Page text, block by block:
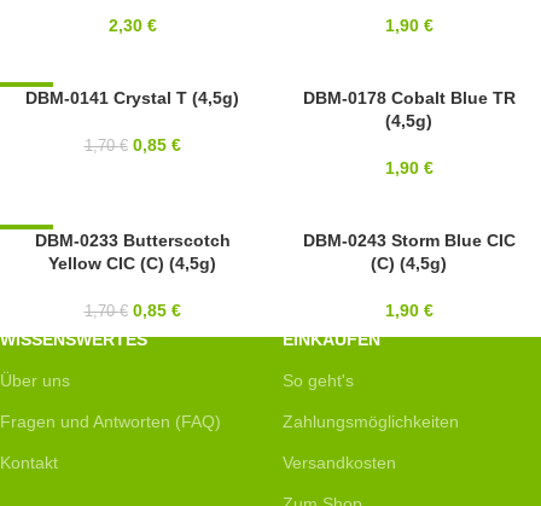
2,30 € 1,90 €
-50%
DBM-0141 Crystal T (4,5g)
1,70€ 0,85 €
10/0DBM-0178 Cobalt Blue TR
(4,5g)
1,90 €
-50%DBM-0233 Butterscotch
Yellow CIC (C) (4,5g)
1,70€ 0,85 €
10/0DBM-0243 Storm Blue CIC
(C) (4,5g)
1,90 €
WISSENSWERTES
Über uns
Fragen und Antworten (FAQ)
Kontakt
EINKAUFEN
So geht's
Zahlungsmöglichkeiten
Versandkosten